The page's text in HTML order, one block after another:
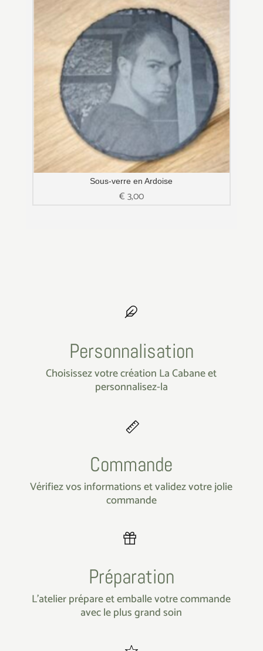
Sous-verre en Ardoise
€3,00
Personnalisation
Choisissez votre création La Cabane et
personnalisez-la
Commande
Vérifiez vos informations et validez votre jolie
commande
Préparation
L’atelier prépare et emballe votre commande
avec le plus grand soin